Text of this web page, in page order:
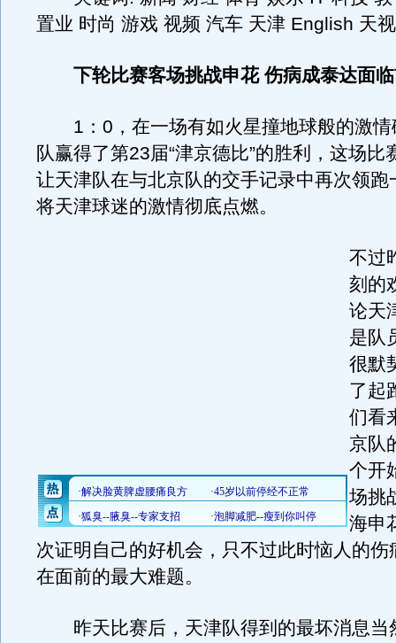
置业 时尚 游戏 视频 汽车 天津 English 天
下轮比赛客场挑战申花 伤病成泰达面
1：0，在一场有如火星撞地球般的激情
队赢得了第23届“津京德比”的胜利，这场比
让天津队在与北京队的交手记录中再次领跑
将天津球迷的激情彻底点燃。
不过
刻的
论天
是队
很默
了起
们看
京队
个开
场挑
海申
次证明自己的好机会，只不过此时恼人的伤
在面前的最大难题。
昨天比赛后，天津队得到的最坏消息当